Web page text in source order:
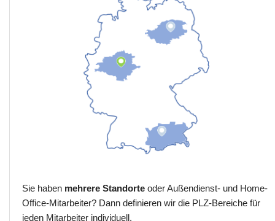
Sie haben mehrere Standorte oder Außendienst- und Home-
Office-Mitarbeiter? Dann definieren wir die PLZ-Bereiche für
jeden Mitarbeiter individuell.